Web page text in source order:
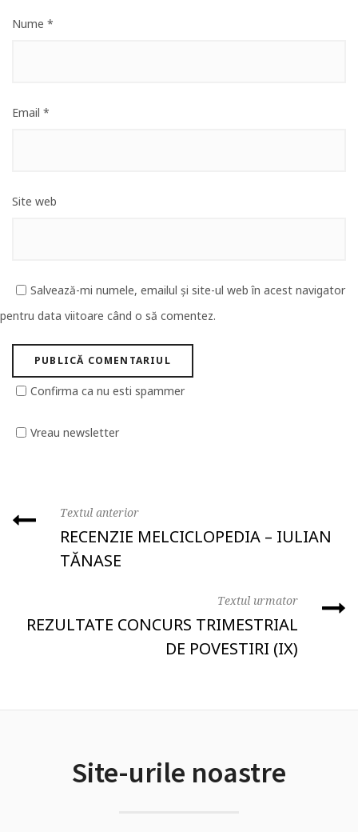
Nume *
Email *
Site web
Salvează-mi numele, emailul și site-ul web în acest navigator
pentru data viitoare când o să comentez.
Confirma ca nu esti spammer
Vreau newsletter
Textul anterior
RECENZIE MELCICLOPEDIA – IULIAN
TĂNASE
Textul urmator
REZULTATE CONCURS TRIMESTRIAL
DE POVESTIRI (IX)
Site-urile noastre